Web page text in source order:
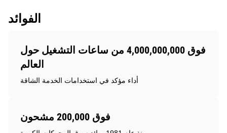
الفوائد
فوق 4,000,000,000 من ساعات التشغيل حول
العالم
أداء مؤكد في استخدامات الخدمة الشاقة
فوق 200,000 مشحون